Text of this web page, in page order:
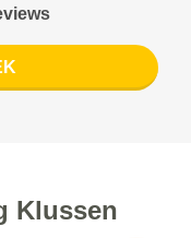
Klussen